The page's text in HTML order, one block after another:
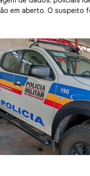
em aberto. O suspeito